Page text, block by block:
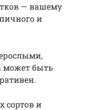
— вашему
и
может быть
сортов и